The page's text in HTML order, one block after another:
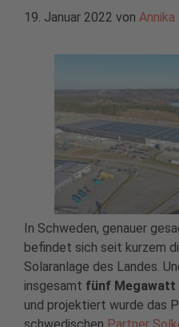
19. Januar 2022 von
In Schweden, genauer
befindet sich seit kurzem
Solaranlage des Landes.
insgesamt fünf Megawatt
und projektiert wurde das